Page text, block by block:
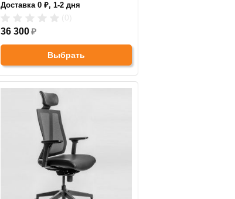
Материал спинки:сетка
Доставка 0 ₽, 1-2 дня
36 300₽
Выбрать